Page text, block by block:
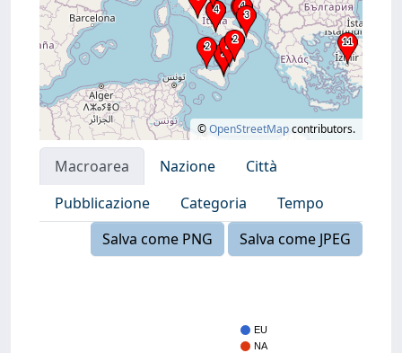
©OpenStreetMapcontributors.
Macroarea Nazione
Città
Pubblicazione
Categoria
Tempo
Salva come PNG
Salva come JPEG
EU
NA